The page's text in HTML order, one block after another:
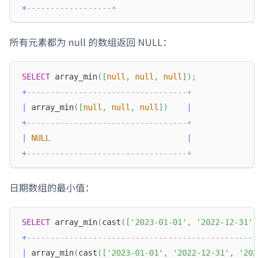
+------------------+
所有元素都为 null 的数组返回 NULL：
SELECT array_min( [null , null , null ] ) ;
+----------------------------------+
array_min( [null , null , null ] )
+----------------------------------+
NULL
+----------------------------------+
日期数组的最小值：
SELECT array_min(cast ( [ '2023-01-01' , '2022-12-31'
+
array_min(cast ( [ '2023-01-01' , '2022-12-31' ,